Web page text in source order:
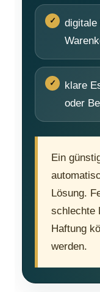
digitale
klare
oder
Ein
Lösung.
schlechte
Haftung
werden.